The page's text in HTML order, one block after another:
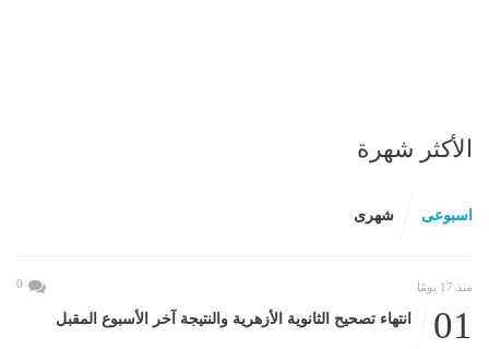
الأكثر شهرة
اسبوعى شهرى
منذ 17 يومًا 0
01 انتهاء تصحيح الثانوية الأزهرية والنتيجة آخر الأسبوع المقبل